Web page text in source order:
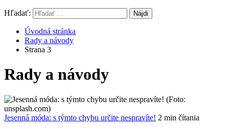
Hľadať:
Úvodná stránka
Rady a návody
Strana 3
Rady a návody
Jesenná móda: s týmto chybu určite nespravíte! 2 min čítania